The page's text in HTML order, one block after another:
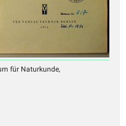
für Naturkunde,